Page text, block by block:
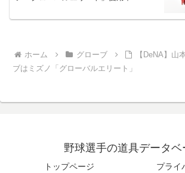
ホーム グローブ
【DeNA】山
ブはミズノ「グローバルエリート」
野球選手の道具データベ
トップページ プライ